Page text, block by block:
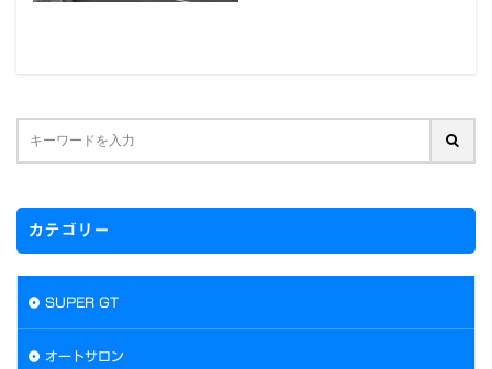
カテゴリー
SUPER GT
オートサロン